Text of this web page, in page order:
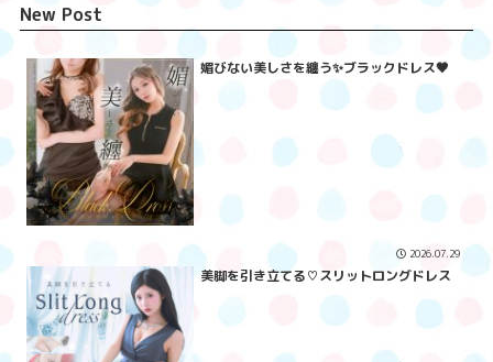
New Post
媚びない美しさを纏う✨ブラックドレス🖤
2026.07.29
美脚を引き立てる♡スリットロングドレス